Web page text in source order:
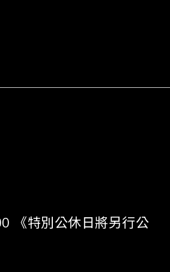
《特別公休日將另行公